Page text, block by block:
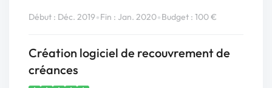
Début : Déc. 2019•Fin : Jan. 2020•Budget : 100 €
Création logiciel de recouvrement de
créances